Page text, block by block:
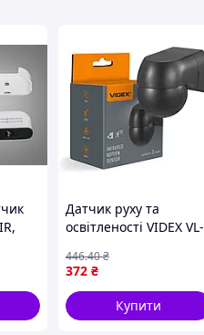
Датчик руху та
освітленості VIDEX VL-
IP44 інфрачервоний
чорний
372 ₴
446.40₴
Купити